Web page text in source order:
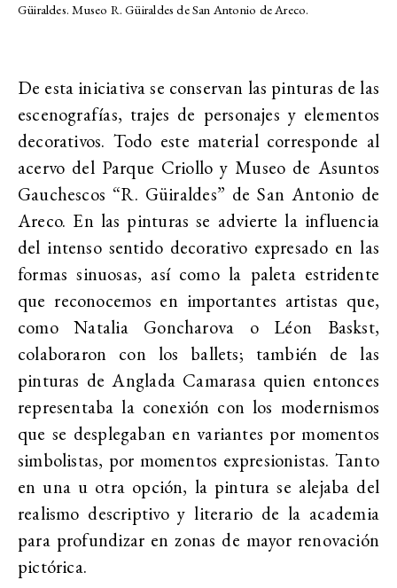
Güiraldes. Museo R. Güiraldes de San Antonio de Areco.
De esta iniciativa se conservan las pinturas de las
escenografías, trajes de personajes y elementos
decorativos. Todo este material corresponde al
acervo del Parque Criollo y Museo de Asuntos
Gauchescos “R. Güiraldes” de San Antonio de
Areco. En las pinturas se advierte la influencia
del intenso sentido decorativo expresado en las
formas sinuosas, así como la paleta estridente
que reconocemos en importantes artistas que,
como Natalia Goncharova o Léon Baskst,
colaboraron con los ballets; también de las
pinturas de Anglada Camarasa quien entonces
representaba la conexión con los modernismos
que se desplegaban en variantes por momentos
simbolistas, por momentos expresionistas. Tanto
en una u otra opción, la pintura se alejaba del
realismo descriptivo y literario de la academia
para profundizar en zonas de mayor renovación
pictórica.